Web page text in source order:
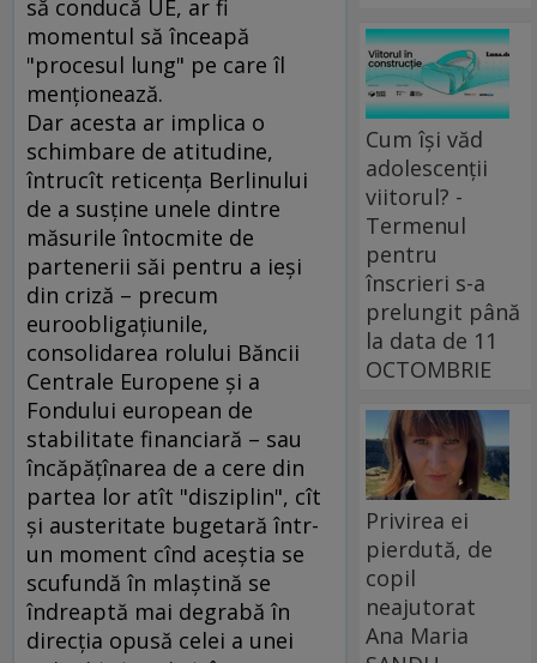
să conducă UE, ar fi
momentul să înceapă
"procesul lung" pe care îl
menţionează.
Dar acesta ar implica o
schimbare de atitudine,
întrucît reticenţa Berlinului
de a susţine unele dintre
măsurile întocmite de
partenerii săi pentru a ieşi
din criză – precum
euroobligaţiunile,
consolidarea rolului Băncii
Centrale Europene şi a
Fondului european de
stabilitate financiară – sau
încăpăţînarea de a cere din
partea lor atît "disziplin", cît
şi austeritate bugetară într-
un moment cînd aceştia se
scufundă în mlaştină se
îndreaptă mai degrabă în
direcţia opusă celei a unei
Cum își văd
adolescenții
viitorul? -
Termenul
pentru
înscrieri s-a
prelungit până
la data de 11
OCTOMBRIE
Privirea ei
pierdută, de
copil
neajutorat
Ana Maria